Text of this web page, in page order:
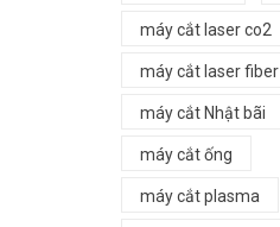
máy cắt laser co2
máy cắt laser fiber
máy cắt Nhật bãi
máy cắt ống
máy cắt plasma